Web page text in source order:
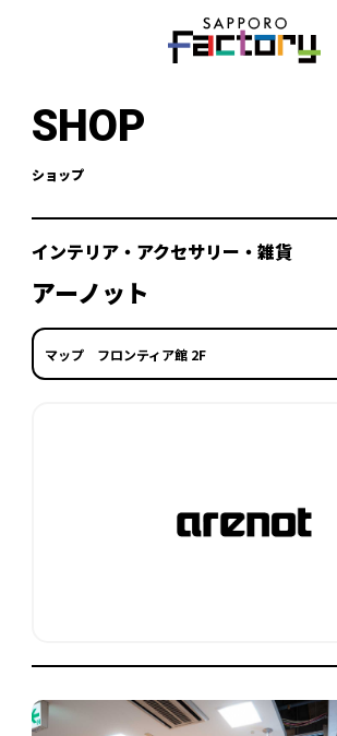
SHOP
ショップ
インテリア・アクセサリー・雑貨
アーノット
マップ フロンティア館 2F